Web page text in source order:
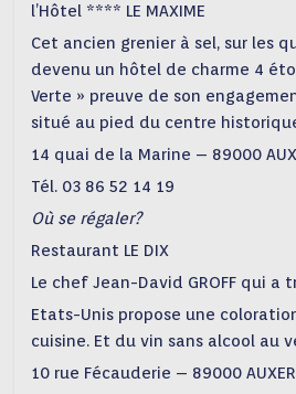
l’Hôtel **** LE MAXIME
Cet ancien grenier à sel, sur les
devenu un hôtel de charme 4
Verte » preuve de son
situé au pied du centre
14 quai de la Marine – 89000
Tél. 03 86 52 14 19
Où se régaler?
Restaurant LE DIX
Le chef Jean-David GROFF qui a
Etats-Unis propose une
cuisine. Et du vin sans alcool au
10 rue Fécauderie – 89000